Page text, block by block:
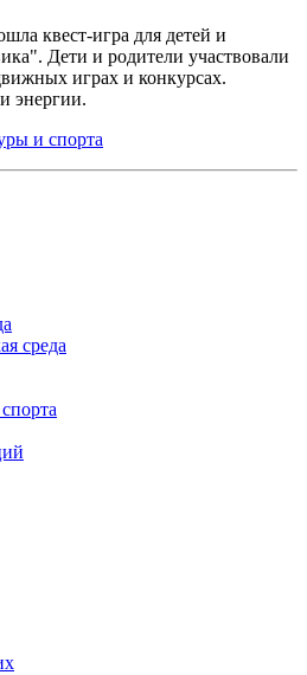
квест-игра для детей и
Дети и родители участвовали
играх и конкурсах.
энергии.
и спорта
среда